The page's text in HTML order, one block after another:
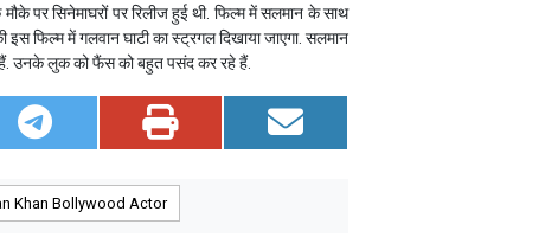
पर सिनेमाघरों पर रिलीज हुई थी. फिल्म में सलमान के साथ
फिल्म में गलवान घाटी का स्ट्रगल दिखाया जाएगा. सलमान
उनके लुक को फैंस को बहुत पसंद कर रहे हैं.
Khan Bollywood Actor